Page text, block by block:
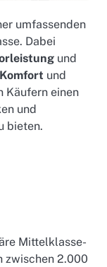
umfassenden
Dabei
und
Komfort und
Käufern einen
und
bieten.
Mittelklasse-
zwischen 2.000